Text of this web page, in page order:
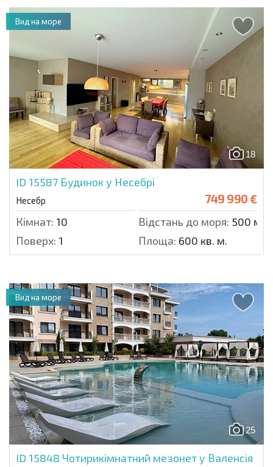
18
ID 15587 Будинок у Несебрі
Несебр 749 990 €
Кімнат: 10 Відстань до моря: 500 м.
Поверх: 1 Площа: 600 кв. м.
Вид на море
25
ID 15848 Чотирикімнатний мезонет у Валенсія
Вид на море